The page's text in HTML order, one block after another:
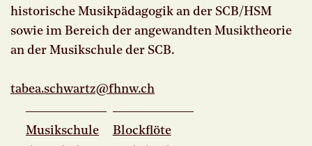
historische Musikpädagogik an der SCB/HSM
sowie im Bereich der angewandten Musiktheorie
an der Musikschule der SCB.
tabea.schwartz@fhnw.ch
Musikschule
Blockflöte